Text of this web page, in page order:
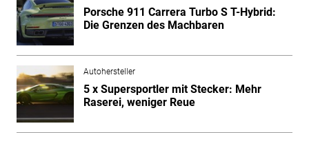
Porsche 911 Carrera Turbo S T-Hybrid:
Die Grenzen des Machbaren
Autohersteller
5 x Supersportler mit Stecker: Mehr
Raserei, weniger Reue